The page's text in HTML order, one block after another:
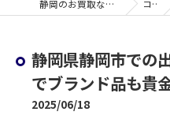
静岡のお買取なら買取大吉 新静岡店 コラム
静岡県静岡市での
でブランド品も貴
2025/06/18